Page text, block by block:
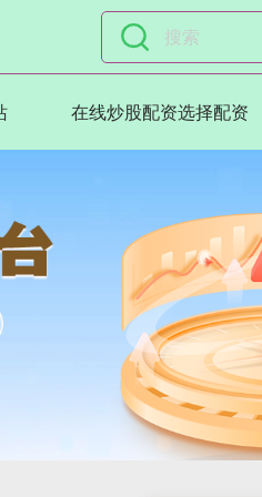
在线炒股配资选择配资